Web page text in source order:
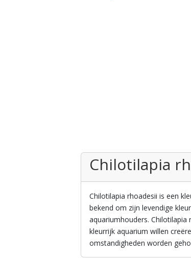
Chilotilapia
Chilotilapia rhoadesii is een
bekend om zijn levendige
aquariumhouders. Chilotilapia
kleurrijk aquarium willen
omstandigheden worden